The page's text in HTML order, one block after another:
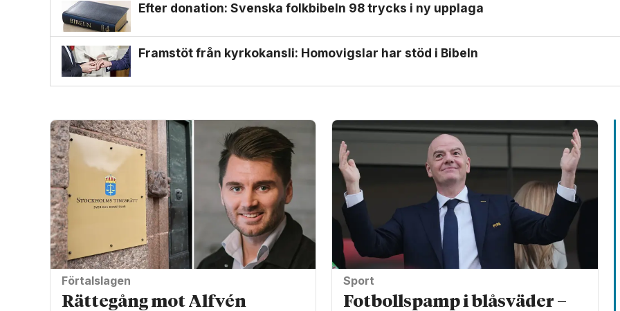
Efter donation: Svenska folkbibeln 98 trycks i ny upplaga
Framstöt från kyrkokansli: Homo­vigslar har stöd i Bibeln
Förtalslagen
Rättegång mot Alfvén
Sport
Fotbollspamp i blåsväder –